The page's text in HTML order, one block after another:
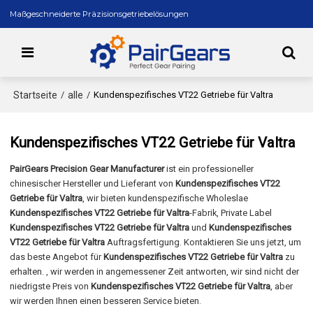
Maßgeschneiderte Präzisionsgetriebelösungen
Startseite / alle / Kundenspezifisches VT22 Getriebe für Valtra
Kundenspezifisches VT22 Getriebe für Valtra
PairGears Precision Gear Manufacturerist ein professioneller
chinesischer Hersteller und Lieferant von Kundenspezifisches VT22
Getriebe für Valtra, wir bieten kundenspezifische Wholeslae
Kundenspezifisches VT22 Getriebe für Valtra-Fabrik, Private Label
Kundenspezifisches VT22 Getriebe für Valtra und Kundenspezifisches
VT22 Getriebe für Valtra Auftragsfertigung. Kontaktieren Sie uns jetzt, um
das beste Angebot für Kundenspezifisches VT22 Getriebe für Valtra zu
erhalten. , wir werden in angemessener Zeit antworten, wir sind nicht der
niedrigste Preis von Kundenspezifisches VT22 Getriebe für Valtra, aber
wir werden Ihnen einen besseren Service bieten.